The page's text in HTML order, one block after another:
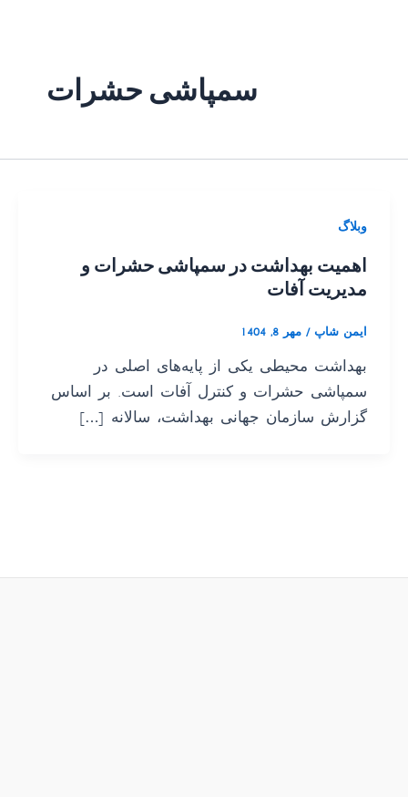
سمپاشی حشرات
وبلاگ
اهمیت بهداشت در سمپاشی حشرات و
مدیریت آفات
ایمن شاپ/مهر 8, 1404
بهداشت محیطی یکی از پایه‌های اصلی در
سمپاشی حشرات و کنترل آفات است. بر اساس
گزارش سازمان جهانی بهداشت، سالانه […]